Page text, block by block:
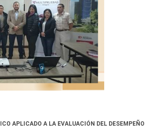
APLICADO A LA EVALUACIÓN DEL DESEMPEÑO